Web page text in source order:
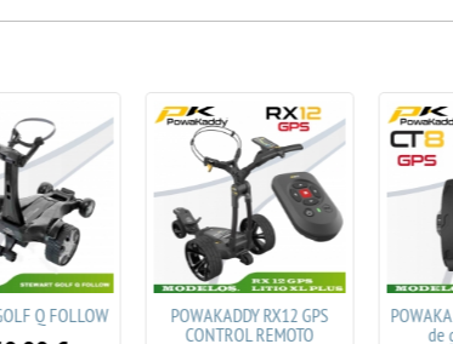
POWAKADDY RX12 GPS
CONTROL REMOTO
POWAKADDY CT8
de golf